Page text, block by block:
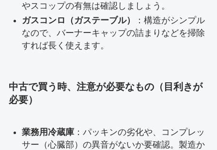
やスコップの有無は確認しましょう。
ガスコンロ（ガステーブル）
：構造がシンプル
なので、バーナーキャップの詰まりなどを掃除
すれば長く使えます。
中古で買う時、注意が必要なもの（目利きが
必要）
業務用冷蔵庫：パッキンの劣化や、コンプレッ
サー（心臓部）の異音がないか要確認。製造か